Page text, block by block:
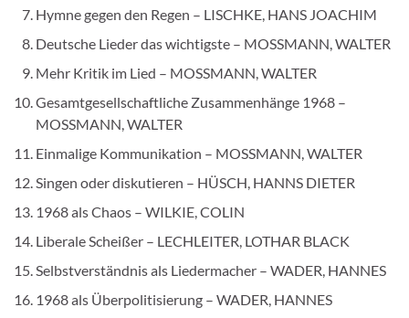
Hymne gegen den Regen – LISCHKE, HANS JOACHIM
Deutsche Lieder das wichtigste – MOSSMANN, WALTER
Mehr Kritik im Lied – MOSSMANN, WALTER
Gesamtgesellschaftliche Zusammenhänge 1968 –
MOSSMANN, WALTER
Einmalige Kommunikation – MOSSMANN, WALTER
Singen oder diskutieren – HÜSCH, HANNS DIETER
1968 als Chaos – WILKIE, COLIN
Liberale Scheißer – LECHLEITER, LOTHAR BLACK
Selbstverständnis als Liedermacher – WADER, HANNES
1968 als Überpolitisierung – WADER, HANNES